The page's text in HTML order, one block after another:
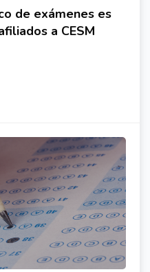
de exámenes es
a CESM